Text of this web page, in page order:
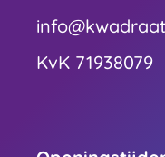
KvK 71938079